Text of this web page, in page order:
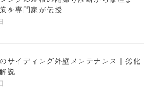
を専門家が伝授
サイディング外壁メンテナンス｜劣化
説